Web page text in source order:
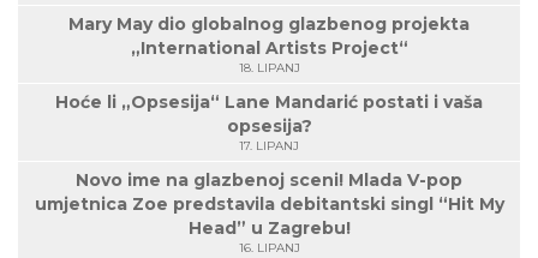
Mary May dio globalnog glazbenog projekta
„International Artists Project“
18. LIPANJ
Hoće li „Opsesija“ Lane Mandarić postati i vaša
opsesija?
17. LIPANJ
Novo ime na glazbenoj sceni! Mlada V-pop
umjetnica Zoe predstavila debitantski singl “Hit My
Head” u Zagrebu!
16. LIPANJ